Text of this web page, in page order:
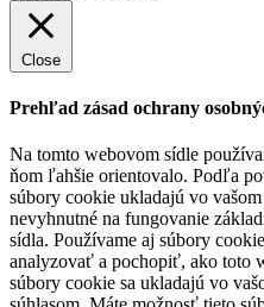
Close
Prehľad zásad ochrany
Na tomto webovom sídle
ňom ľahšie orientovalo. Podľa
súbory cookie ukladajú vo
nevyhnutné na fungovanie
sídla. Používame aj súbory
analyzovať a pochopiť, ako toto
súbory cookie sa ukladajú vo